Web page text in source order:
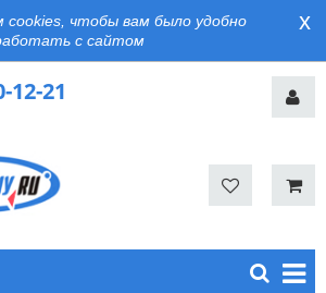
cookies, чтобы вам было удобно
с сайтом
x
12-21